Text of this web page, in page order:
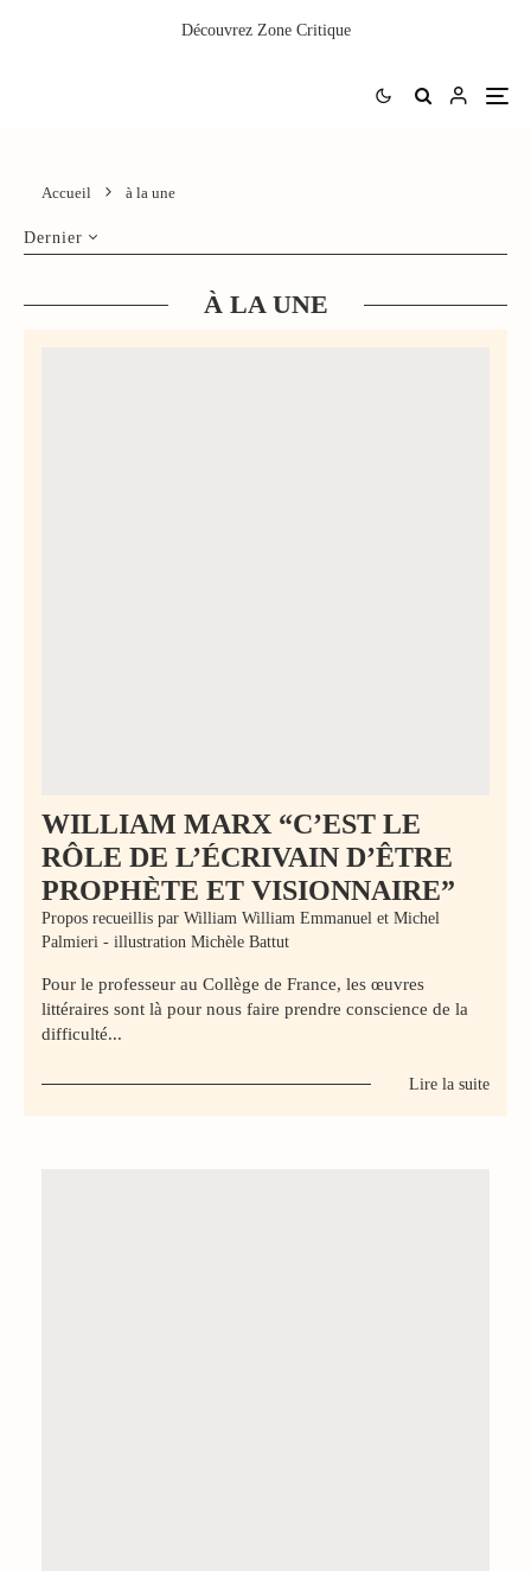
Découvrez Zone Critique
Accueil à la une
Dernier
À LA UNE
WILLIAM MARX “C’EST LE
RÔLE DE L’ÉCRIVAIN D’ÊTRE
PROPHÈTE ET VISIONNAIRE”
Propos recueillis par William William Emmanuel et Michel
Palmieri - illustration Michèle Battut
Pour le professeur au Collège de France, les œuvres
littéraires sont là pour nous faire prendre conscience de la
difficulté...
Lire la suite